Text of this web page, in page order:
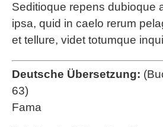
Seditioque repens dubioque
ipsa, quid in caelo rerum
et tellure, videt totumque
Deutsche Übersetzung:
63)
Fama